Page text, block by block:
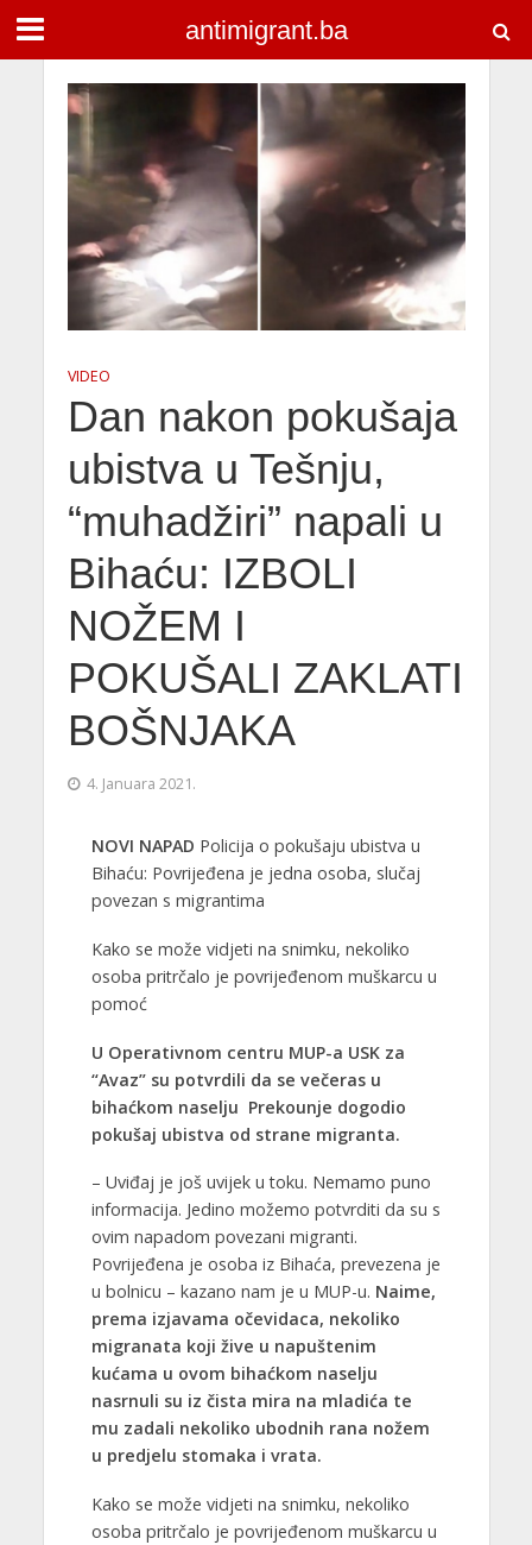
antimigrant.ba
VIDEO
Dan nakon pokušaja
ubistva u Tešnju,
“muhadžiri” napali u
Bihaću: IZBOLI
NOŽEM I
POKUŠALI ZAKLATI
BOŠNJAKA
4. Januara 2021.
NOVI NAPAD Policija o pokušaju ubistva u
Bihaću: Povrijeđena je jedna osoba, slučaj
povezan s migrantima
Kako se može vidjeti na snimku, nekoliko
osoba pritrčalo je povrijeđenom muškarcu u
pomoć
U Operativnom centru MUP-a USK za
“Avaz” su potvrdili da se večeras u
bihaćkom naselju Prekounje dogodio
pokušaj ubistva od strane migranta.
– Uviđaj je još uvijek u toku. Nemamo puno
informacija. Jedino možemo potvrditi da su s
ovim napadom povezani migranti.
Povrijeđena je osoba iz Bihaća, prevezena je
u bolnicu – kazano nam je u MUP-u. Naime,
prema izjavama očevidaca, nekoliko
migranata koji žive u napuštenim
kućama u ovom bihaćkom naselju
nasrnuli su iz čista mira na mladića te
mu zadali nekoliko ubodnih rana nožem
u predjelu stomaka i vrata.
Kako se može vidjeti na snimku, nekoliko
osoba pritrčalo je povrijeđenom muškarcu u